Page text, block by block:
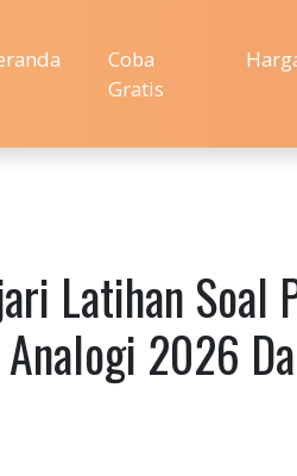
Coba
Gratis
Latihan Soal
2026